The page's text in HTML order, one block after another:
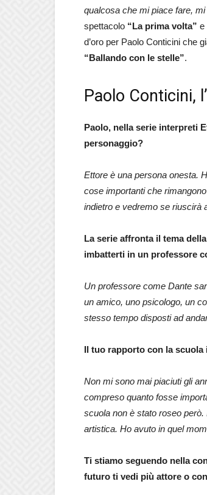
qualcosa che mi piace fare, mi
spettacolo “La prima volta” e
d’oro per Paolo Conticini che
“Ballando con le stelle”.
Paolo Conticini,
Paolo, nella serie interpreti
personaggio?
Ettore è una persona onesta.
cose importanti che
indietro e vedremo se riuscirà
La serie affronta il tema
imbatterti in un professore
Un professore come Dante
un amico, uno psicologo, un
stesso tempo disposti ad
Il tuo rapporto con la
Non mi sono mai piaciuti gli
compreso quanto fosse
scuola non è stato roseo
artistica. Ho avuto in quel
Ti stiamo seguendo nella
futuro ti vedi più attore o